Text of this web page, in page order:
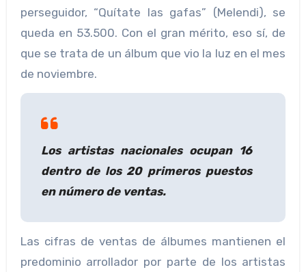
perseguidor, “Quítate las gafas” (Melendi), se
queda en 53.500. Con el gran mérito, eso sí, de
que se trata de un álbum que vio la luz en el mes
de noviembre.
Los artistas nacionales ocupan 16
dentro de los 20 primeros puestos
en número de ventas.
Las cifras de ventas de álbumes mantienen el
predominio arrollador por parte de los artistas